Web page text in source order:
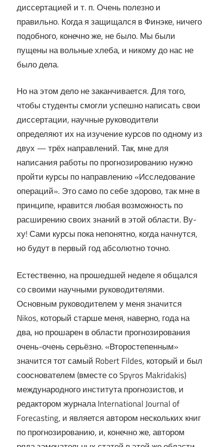
диссертацией и т. п. Очень полезно и
правильно. Когда я защищался в Финэке, ничего
подобного, конечно же, не было. Мы были
пущены на вольные хлеба, и никому до нас не
было дела.
Но на этом дело не заканчивается. Для того,
чтобы студенты смогли успешно написать свои
диссертации, научные руководители
определяют их на изучение курсов по одному из
двух — трёх направлений. Так, мне для
написания работы по прогнозированию нужно
пройти курсы по направлению «Исследование
операций». Это само по себе здорово, так мне в
принципе, нравится любая возможность по
расширению своих знаний в этой области. Ву-
ху! Сами курсы пока непонятно, когда начнутся,
но будут в первый год абсолютно точно.
Естественно, на прошедшей неделе я общался
со своими научными руководителями.
Основным руководителем у меня значится
Nikos, который старше меня, наверно, года на
два, но прошарен в области прогнозирования
очень-очень серьёзно. «Второстепенным»
значится тот самый Robert Fildes, который и был
сооснователем (вместе со Spyros Makridakis)
международного института прогнозистов, и
редактором журнала International Journal of
Forecasting, и является автором нескольких книг
по прогнозированию, и, конечно же, автором